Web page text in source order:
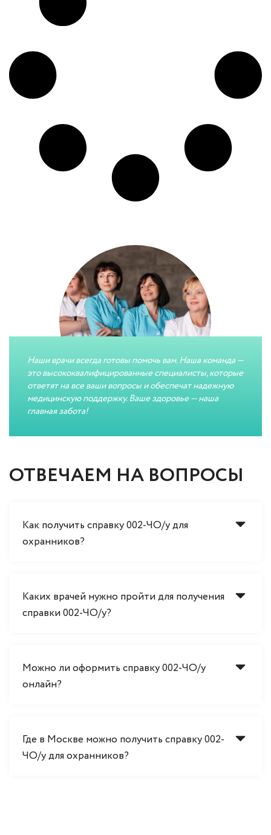
Наши врачи всегда готовы помочь вам. Наша команда —
это высококвалифицированные специалисты, которые
ответят на все ваши вопросы и обеспечат надежную
медицинскую поддержку. Ваше здоровье — наша
главная забота!
ОТВЕЧАЕМ НА ВОПРОСЫ
Как получить справку 002-ЧО/у для
охранников?
Каких врачей нужно пройти для получения
справки 002-ЧО/у?
Можно ли оформить справку 002-ЧО/у
онлайн?
Где в Москве можно получить справку 002-
ЧО/у для охранников?